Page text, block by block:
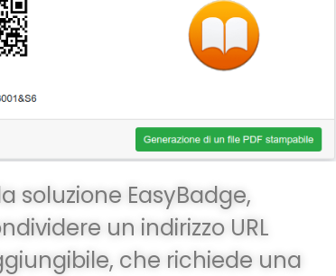
soluzione EasyBadge,
un indirizzo URL
che richiede una